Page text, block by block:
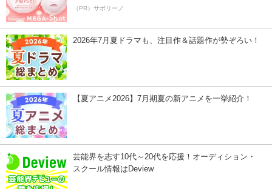
（PR）サボリーノ
2026年7月夏ドラマも、注目作＆話題作が勢ぞろい！
【夏アニメ2026】7月期夏の新アニメを一挙紹介！
芸能界を志す10代～20代を応援！オーディション・
スクール情報はDeview